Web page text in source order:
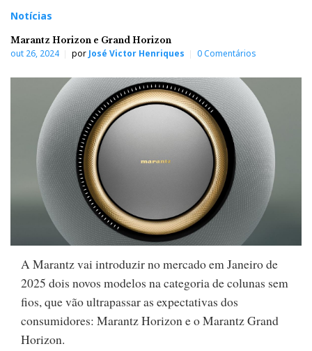
Notícias
Marantz Horizon e Grand Horizon
out 26, 2024 por José Victor Henriques 0 Comentários
A Marantz vai introduzir no mercado em Janeiro de
2025 dois novos modelos na categoria de colunas sem
fios, que vão ultrapassar as expectativas dos
consumidores: Marantz Horizon e o Marantz Grand
Horizon.